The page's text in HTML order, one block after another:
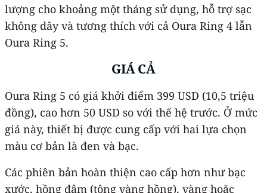
lượng cho khoảng một tháng sử dụng, hỗ trợ sạc
không dây và tương thích với cả Oura Ring 4 lẫn
Oura Ring 5.
GIÁ CẢ
Oura Ring 5 có giá khởi điểm 399 USD (10,5 triệu
đồng), cao hơn 50 USD so với thế hệ trước. Ở mức
giá này, thiết bị được cung cấp với hai lựa chọn
màu cơ bản là đen và bạc.
Các phiên bản hoàn thiện cao cấp hơn như bạc
xước, hồng đậm (tông vàng hồng), vàng hoặc